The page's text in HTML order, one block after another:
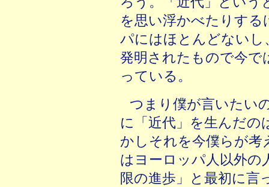
を思い浮かべたりす
パにはほとんどない
発明されたもので今で
っている。
つまり僕が言いたい
に「近代」を生んだ
かしそれを今僕らが
はヨーロッパ人以外の
限の進歩」と最初に言